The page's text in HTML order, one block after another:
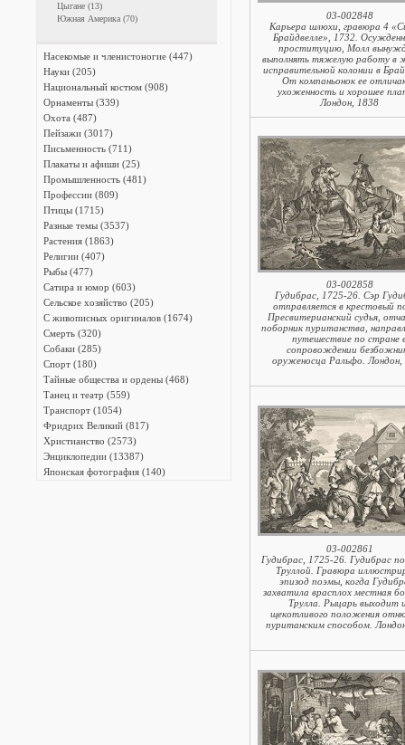
Цыгане (13)
Южная Америка (70)
Насекомые и членистоногие (447)
Науки (205)
Национальный костюм (908)
Орнаменты (339)
Охота (487)
Пейзажи (3017)
Письменность (711)
Плакаты и афиши (25)
Промышленность (481)
Профессии (809)
Птицы (1715)
Разные темы (3537)
Растения (1863)
Религии (407)
Рыбы (477)
Сатира и юмор (603)
Сельское хозяйство (205)
С живописных оригиналов (1674)
Смерть (320)
Собаки (285)
Спорт (180)
Тайные общества и ордены (468)
Танец и театр (559)
Транспорт (1054)
Фридрих Великий (817)
Христианство (2573)
Энциклопедии (13387)
Японская фотография (140)
03-002848
Карьера шлюхи, гравюра 4
Брайдвелле», 1732.
проституцию, Молл
выполнять тяжелую работу в
исправительной колонии в
От компаньонок ее
ухоженность и хорошее
Лондон, 1838
03-002858
Гудибрас, 1725-26. Сэр
отправляется в крестовый
Пресвитерианский судья,
поборник пуританства,
путешествие по стране
сопровождении
оруженосца Ральфо. Лондон,
03-002861
Гудибрас, 1725-26. Гудибрас
Труллой. Гравюра
эпизод поэмы, когда
захватила врасплох местная
Трулла. Рыцарь выходит
щекотливого положения
пуританским способом.